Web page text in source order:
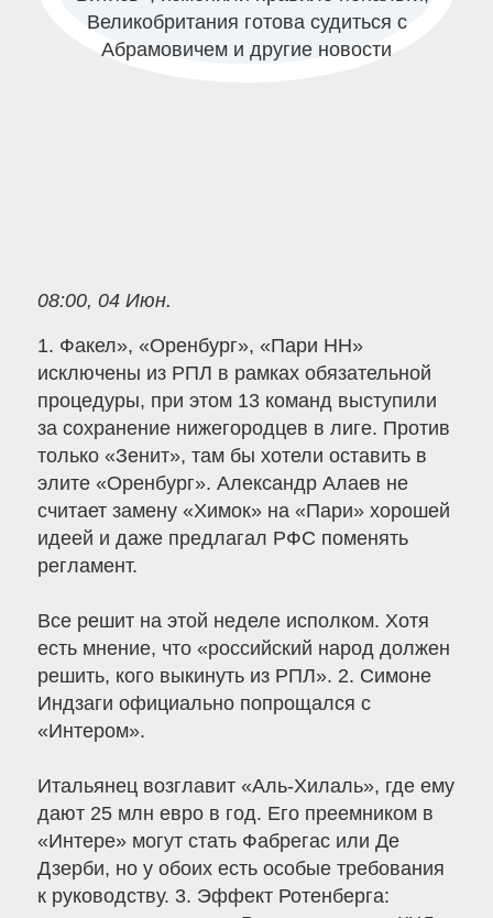
08:00, 04 Июн.
1. Факел», «Оренбург», «Пари НН»
исключены из РПЛ в рамках обязательной
процедуры, при этом 13 команд выступили
за сохранение нижегородцев в лиге. Против
только «Зенит», там бы хотели оставить в
элите «Оренбург». Александр Алаев не
считает замену «Химок» на «Пари» хорошей
идеей и даже предлагал РФС поменять
регламент.
Все решит на этой неделе исполком. Хотя
есть мнение, что «российский народ должен
решить, кого выкинуть из РПЛ». 2. Симоне
Индзаги официально попрощался с
«Интером».
Итальянец возглавит «Аль-Хилаль», где ему
дают 25 млн евро в год. Его преемником в
«Интере» могут стать Фабрегас или Де
Дзерби, но у обоих есть особые требования
к руководству. 3. Эффект Ротенберга: